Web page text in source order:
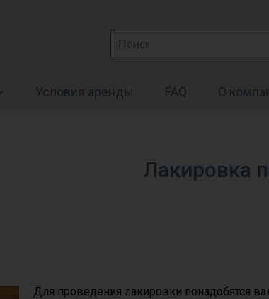
Search
for:
Условия аренды FAQ О
Лакировка
Для проведения лакировки понадобятся